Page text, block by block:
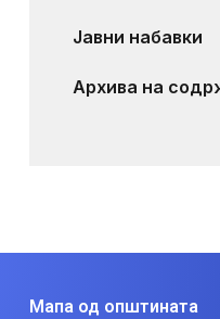
Јавни набавки
Архива на
Мапа од општината